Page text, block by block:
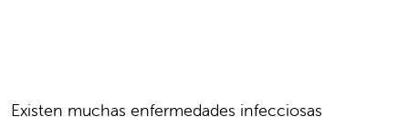
Existen muchas enfermedades infecciosas